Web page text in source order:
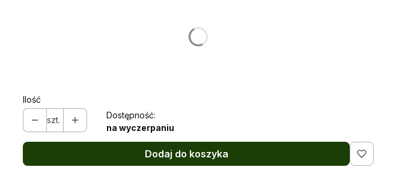
Ilość
szt.
Dostępność:
na wyczerpaniu
Dodaj do koszyka